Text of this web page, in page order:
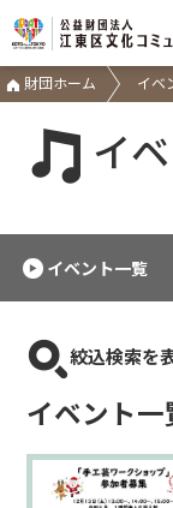
財団ホーム イベ
イ
イベント一覧
絞込検索を
イベント一